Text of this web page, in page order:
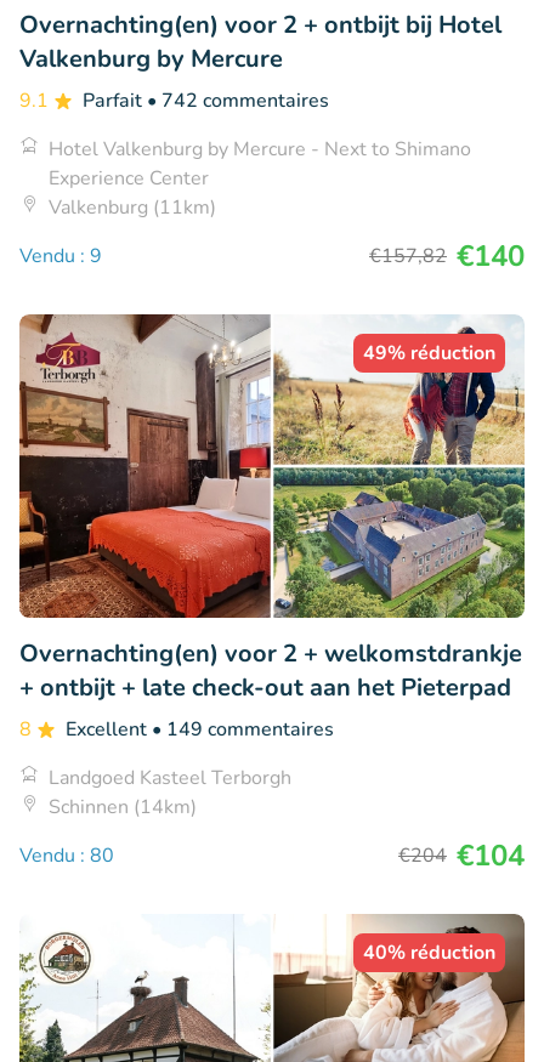
Overnachting(en) voor 2 + ontbijt bij Hotel
Valkenburg by Mercure
9.1 Parfait • 742 commentaires
Hotel Valkenburg by Mercure - Next to Shimano
Experience Center
Valkenburg (11km)
Vendu : 9
€157,82 €140
49% réduction
Overnachting(en) voor 2 + welkomstdrankje
+ ontbijt + late check-out aan het Pieterpad
8 Excellent • 149 commentaires
Landgoed Kasteel Terborgh
Schinnen (14km)
Vendu : 80
€204 €104
40% réduction